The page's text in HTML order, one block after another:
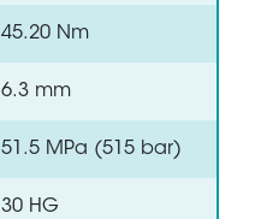
45.20 Nm
6.3 mm
51.5 MPa (515 bar)
30 HG